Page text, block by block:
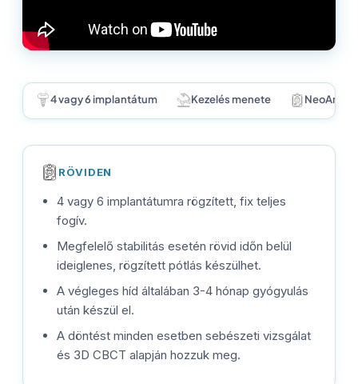
4 vagy 6 implantátum Kezelés menete NeoArch
RÖVIDEN
4 vagy 6 implantátumra rögzített, fix teljes
fogív.
Megfelelő stabilitás esetén rövid időn belül
ideiglenes, rögzített pótlás készülhet.
A végleges híd általában 3-4 hónap gyógyulás
után készül el.
A döntést minden esetben sebészeti vizsgálat
és 3D CBCT alapján hozzuk meg.